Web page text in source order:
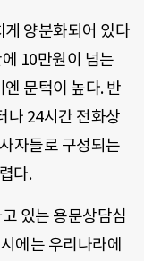
양분화되어 있다
10만원이 넘는
문턱이 높다. 반
나 24시간 전화상
자들로 구성되는
다.
있는 용문상담심
에는 우리나라에